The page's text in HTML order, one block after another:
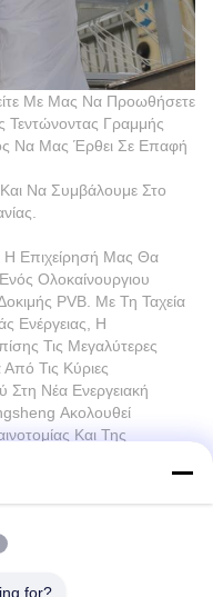
Με Μας Να Προωθήσετε
Τεντώνοντας Γραμμής
Να Μας Έρθει Σε Επαφή
Να Συμβάλουμε Στο
Η Επιχείρησή Μας Θα
Ολοκαίνουργιου
PVB. Με Τη Ταχεία
Ενέργειας, Η
Τις Μεγαλύτερες
Από Τις Κύριες
Στη Νέα Ενεργειακή
Ακολουθεί
Και Της
Πελατών Το Καλύτερο
for?